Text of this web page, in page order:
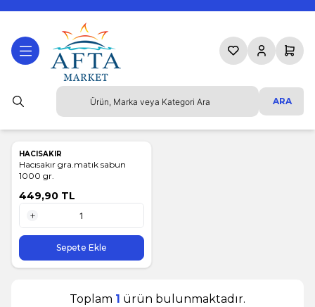
ARA
Favorilerim
HesabımSepetim
HACISAKIR
Hacısakır gra.matık sabun
1000 gr.
449,90 TL
1 Adet
Sepete Ekle
Toplam 1 ürün bulunmaktadır.